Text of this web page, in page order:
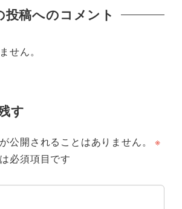
投稿へのコメント
せん。
す
公開されることはありません。
※
必須項目です